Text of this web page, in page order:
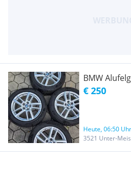
BMW
€ 250
Heute, 06:50 Uhr
3521 Unter-